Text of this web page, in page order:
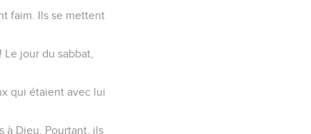
faim. Ils se mettent
jour du sabbat,
qui étaient avec lui
à Dieu. Pourtant, ils